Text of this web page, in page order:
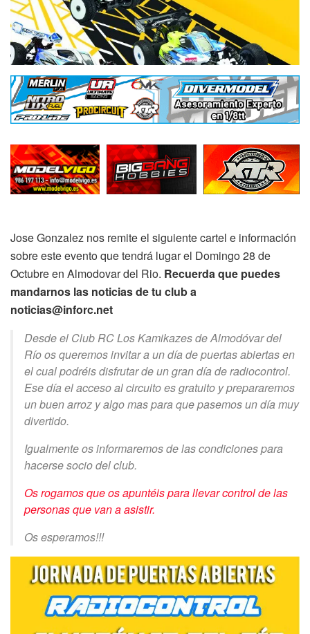
Jose Gonzalez nos remite el siguiente cartel e información
sobre este evento que tendrá lugar el Domingo 28 de
Octubre en Almodovar del Rio. Recuerda que puedes
mandarnos las noticias de tu club a
noticias@inforc.net
Desde el Club RC Los Kamikazes de Almodóvar del
Río os queremos invitar a un día de puertas abiertas en
el cual podréis disfrutar de un gran día de radiocontrol.
Ese día el acceso al circuito es gratuito y prepararemos
un buen arroz y algo mas para que pasemos un día muy
divertido.
Igualmente os informaremos de las condiciones para
hacerse socio del club.
Os rogamos que os apuntéis para llevar control de las
personas que van a asistir.
Os esperamos!!!